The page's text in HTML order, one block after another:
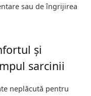
sau de îngrijirea
și
sarcinii
neplăcută pentru